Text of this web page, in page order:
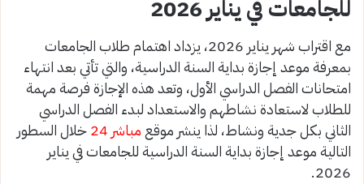
للجامعات في يناير 2026
مع اقتراب شهر يناير 2026، يزداد اهتمام طلاب الجامعات
بمعرفة موعد إجازة بداية السنة الدراسية، والتي تأتي بعد انتهاء
امتحانات الفصل الدراسي الأول، وتعد هذه الإجازة فرصة مهمة
للطلاب لاستعادة نشاطهم والاستعداد لبدء الفصل الدراسي
الثاني بكل جدية ونشاط، لذا ينشر موقع مباشر 24
خلال السطور
التالية موعد إجازة بداية السنة الدراسية للجامعات في يناير
2026.